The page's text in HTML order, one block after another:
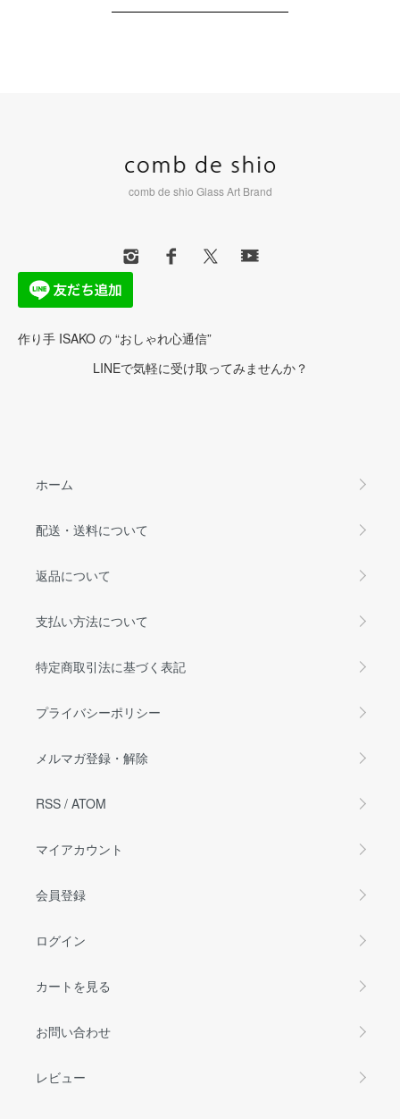
comb de shio Glass Art Brand
作り手 ISAKO の “おしゃれ心通信”
LINEで気軽に受け取ってみませんか？
ホーム
配送・送料について
返品について
支払い方法について
特定商取引法に基づく表記
プライバシーポリシー
メルマガ登録・解除
RSS / ATOM
マイアカウント
会員登録
ログイン
カートを見る
お問い合わせ
レビュー